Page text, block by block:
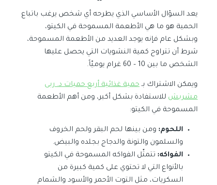
يعد السؤال الأساسي الذي يطرحه أي شخص يرغب باتباع
الحمية هو ما هي الأطعمة المسموحة في الكيتو،
وبشكل عام فإنه يوجد العديد من الأطعمة المسموحة،
شرط أن تتراوح كمية النشويات التي يحصل عليها
الشخص ما بين 10 – 60 غرام يوميّاً.
ويمكن الاشتراك بـ حمية غذائية أربع حميات د. ربى
مشربش للاستفادة بشكل أكبر، ومن أهم الأطعمة
المسموحة في الكيتو:
اللحوم: ومن بينها لحم البقر ولحم الخروف
والسلمون والتونة والدجاج بجلده والبيض.
الفواكه: تتمثّل الفواكه المسموحة في الكيتو
بالأنواع التي لا تحتوي على كمية كبيرة من
السكريات، مثل التوت الأحمر والأسود والشمام